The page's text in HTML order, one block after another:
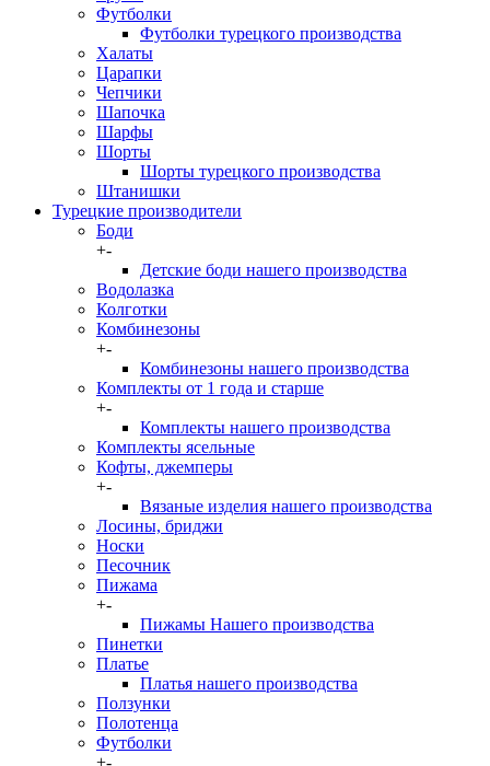
Футболки
Футболки турецкого производства
Халаты
Царапки
Чепчики
Шапочка
Шарфы
Шорты
Шорты турецкого производства
Штанишки
Турецкие производители
Боди
+-
Детские боди нашего производства
Водолазка
Колготки
Комбинезоны
+-
Комбинезоны нашего производства
Комплекты от 1 года и старше
+-
Комплекты нашего производства
Комплекты ясельные
Кофты, джемперы
+-
Вязаные изделия нашего производства
Лосины, бриджи
Носки
Песочник
Пижама
+-
Пижамы Нашего производства
Пинетки
Платье
Платья нашего производства
Ползунки
Полотенца
Футболки
+-